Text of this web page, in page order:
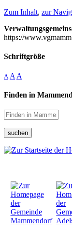
Zum Inhalt, zur
https://
Schriftgröße
A A A
Finden in
suchen